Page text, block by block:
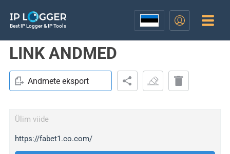
Best IP Logger & IP Tools
LINK ANDMED
Andmete eksport
Ülim viide
https://fabet1.co.com/